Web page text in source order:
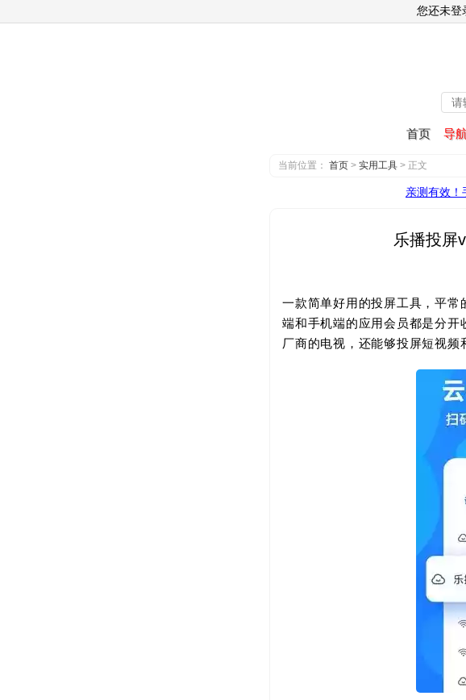
首页 导
您还未登
当前位置： 首页 > 实用工具 > 正文
亲测有效！
乐播投屏
一款简单好用的投屏工具，平常
端和手机端的应用会员都是分开
厂商的电视，还能够投屏短视频